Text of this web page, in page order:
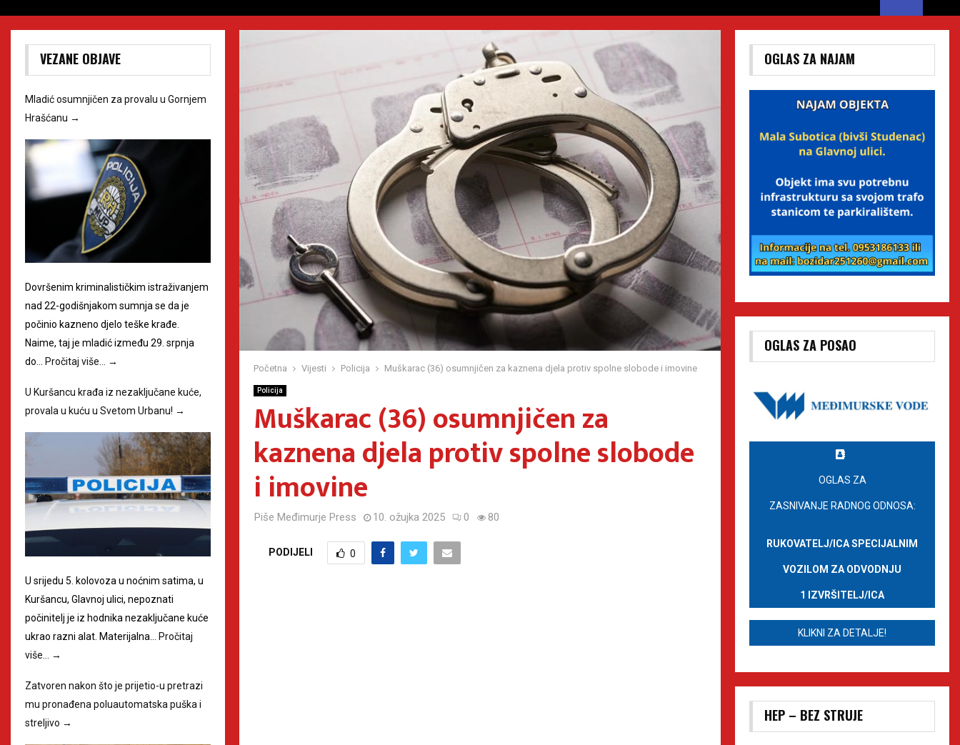
Početna Vijesti Policija Muškarac (36) osumnjičen za kaznena djela protiv spolne slobode i imovine
Policija
Muškarac (36) osumnjičen za
kaznena djela protiv spolne slobode
i imovine
Piše Međimurje Press 10. ožujka 2025 0 80
PODIJELI 0
VEZANE OBJAVE
Mladić osumnjičen za provalu u Gornjem
Hrašćanu →
Dovršenim kriminalističkim istraživanjem
nad 22-godišnjakom sumnja se da je
počinio kazneno djelo teške krađe.
Naime, taj je mladić između 29. srpnja
do… Pročitaj više… →
U Kuršancu krađa iz nezaključane kuće,
provala u kuću u Svetom Urbanu! →
U srijedu 5. kolovoza u noćnim satima, u
Kuršancu, Glavnoj ulici, nepoznati
počinitelj je iz hodnika nezaključane kuće
ukrao razni alat. Materijalna…
Pročitaj
više…
→
Zatvoren nakon što je prijetio-u pretrazi
mu pronađena poluautomatska puška i
streljivo →
OGLAS ZA NAJAM
OGLAS ZA POSAO
OGLAS ZA
ZASNIVANJE RADNOG ODNOSA:
RUKOVATELJ/ICA SPECIJALNIM
VOZILOM ZA ODVODNJU
1 IZVRŠITELJ/ICA
KLIKNI ZA DETALJE!
HEP – BEZ STRUJE